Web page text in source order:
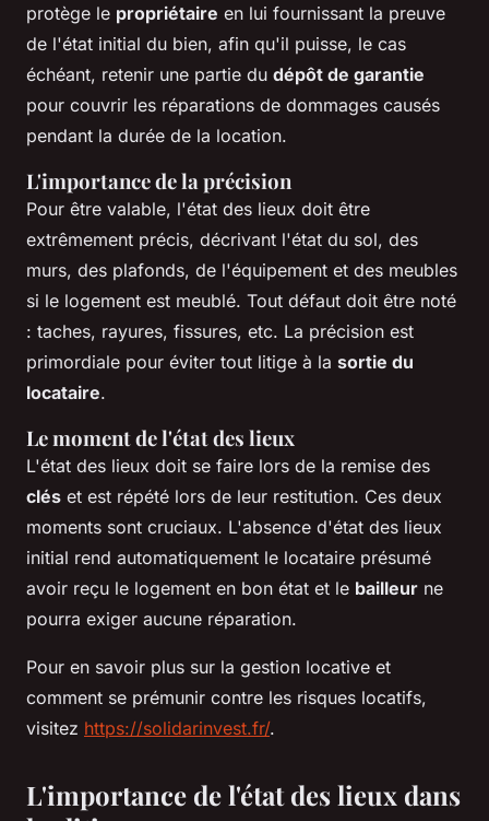
protège le propriétaire en lui fournissant la preuve
de l'état initial du bien, afin qu'il puisse, le cas
échéant, retenir une partie du dépôt de garantie
pour couvrir les réparations de dommages causés
pendant la durée de la location.
L'importance de la précision
Pour être valable, l'état des lieux doit être
extrêmement précis, décrivant l'état du sol, des
murs, des plafonds, de l'équipement et des meubles
si le logement est meublé. Tout défaut doit être noté
: taches, rayures, fissures, etc. La précision est
primordiale pour éviter tout litige à la sortie du
locataire.
Le moment de l'état des lieux
L'état des lieux doit se faire lors de la remise des
clés et est répété lors de leur restitution. Ces deux
moments sont cruciaux. L'absence d'état des lieux
initial rend automatiquement le locataire présumé
avoir reçu le logement en bon état et le bailleur ne
pourra exiger aucune réparation.
Pour en savoir plus sur la gestion locative et
comment se prémunir contre les risques locatifs,
visitez https://solidarinvest.fr/.
L'importance de l'état des lieux dans